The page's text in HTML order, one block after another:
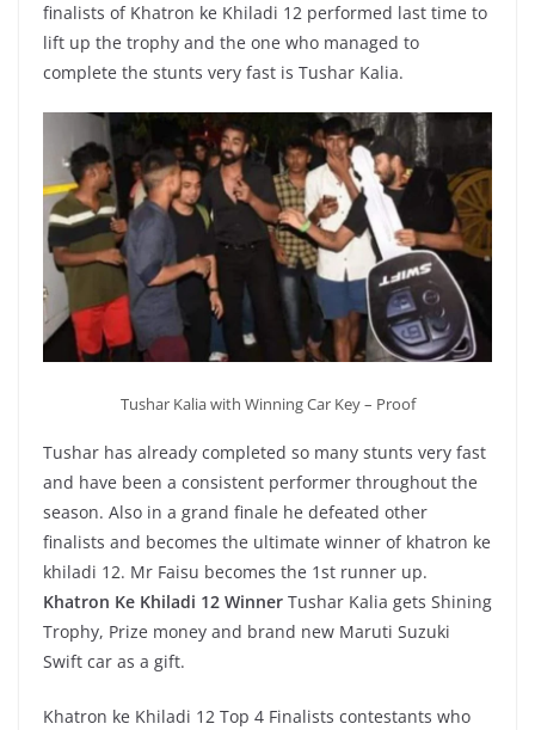
finalists of Khatron ke Khiladi 12 performed last time to
lift up the trophy and the one who managed to
complete the stunts very fast is Tushar Kalia.
Tushar Kalia with Winning Car Key – Proof
Tushar has already completed so many stunts very fast
and have been a consistent performer throughout the
season. Also in a grand finale he defeated other
finalists and becomes the ultimate winner of khatron ke
khiladi 12. Mr Faisu becomes the 1st runner up.
Khatron Ke Khiladi 12 Winner Tushar Kalia gets Shining
Trophy, Prize money and brand new Maruti Suzuki
Swift car as a gift.
Khatron ke Khiladi 12 Top 4 Finalists contestants who